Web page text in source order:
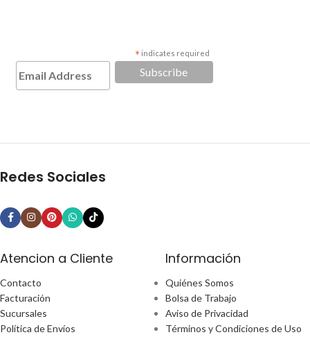
* indicates required
Redes Sociales
Atencion a Cliente
Contacto
Facturación
Sucursales
Política de Envíos
Información
Quiénes Somos
Bolsa de Trabajo
Aviso de Privacidad
Términos y Condiciones de Uso